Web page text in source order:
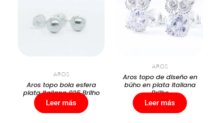
AROS
Aros topo bola esfera
plata italiana 925 Brilho
Leer más
AROS
Aros topo de diseño en
búho en plata italiana
Brilho
Leer más